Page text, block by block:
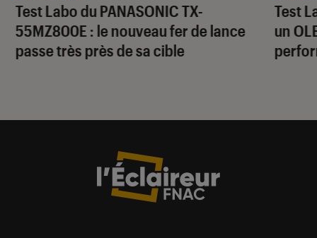
Test Labo du PANASONIC TX-
55MZ800E : le nouveau fer de lance
passe très près de sa cible
Test
un